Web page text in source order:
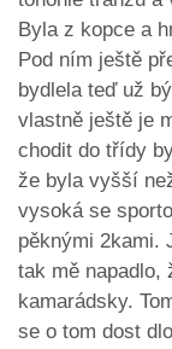
Byla z kopce a
Pod ním ještě
bydlela teď už
vlastně ještě je
chodit do třídy
že byla vyšší
vysoká se
pěknými 2kami.
tak mě napadlo,
kamarádsky.
se o tom dost